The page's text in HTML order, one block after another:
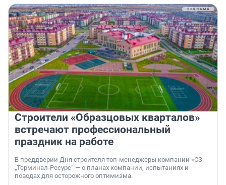
Строители «Образцовых кварталов»
встречают профессиональный
праздник на работе
В преддверии Дня строителя топ-менеджеры компании «СЗ
„Терминал-Ресурс“ — о планах компании, испытаниях и
поводах для осторожного оптимизма.